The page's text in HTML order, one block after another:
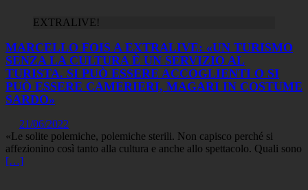
EXTRALIVE!
MARCELLO FOIS A EXTRALIVE: «UN TURISMO
SENZA LA CULTURA È UN SERVIZIO AL
TURISTA. SI PUÒ ESSERE ACCOGLIENTI O SI
PUÒ ESSERE CAMERIERI, MAGARI IN COSTUME
SARDO»
21/06/2022
«Le solite polemiche, polemiche sterili. Non capisco perché si
affezionino così tanto alla cultura e anche allo spettacolo. Quali sono
[…]